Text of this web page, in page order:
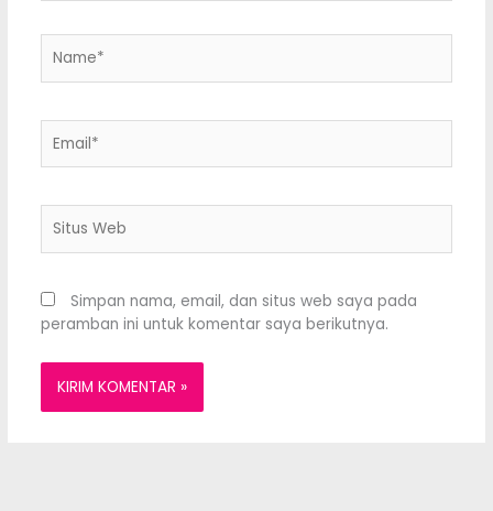
Web
Simpan nama, email, dan situs web saya pada
peramban ini untuk komentar saya berikutnya.